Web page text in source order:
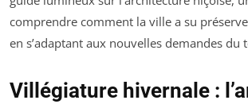
comprendre comment la ville a su
en s’adaptant aux nouvelles demandes du
Villégiature hivernale :